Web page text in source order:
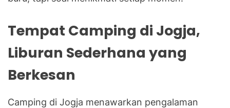
Tempat Camping di Jogja,
Liburan Sederhana yang
Berkesan
Camping di Jogja menawarkan pengalaman